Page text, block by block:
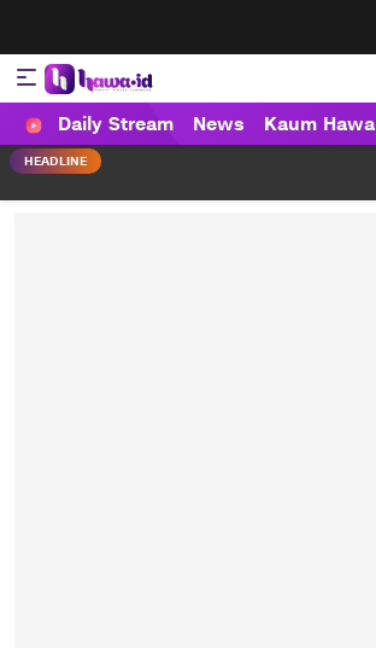
HAWA
Haluan Wanita Indonesia
Daily Stream News Kaum Hawa
HEADLINE